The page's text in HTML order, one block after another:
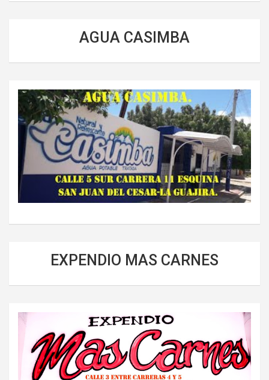
AGUA CASIMBA
EXPENDIO MAS CARNES